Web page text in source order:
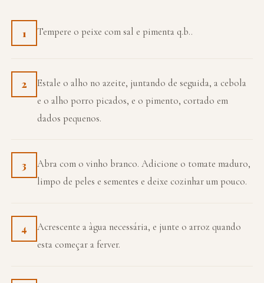
1 Tempere o peixe com sal e pimenta q.b..
2
Estale o alho no azeite, juntando de seguida, a cebola
e o alho porro picados, e o pimento, cortado em
dados pequenos.
3
Abra com o vinho branco. Adicione o tomate maduro,
limpo de peles e sementes e deixe cozinhar um pouco.
4
Acrescente a àgua necessária, e junte o arroz quando
esta começar a ferver.